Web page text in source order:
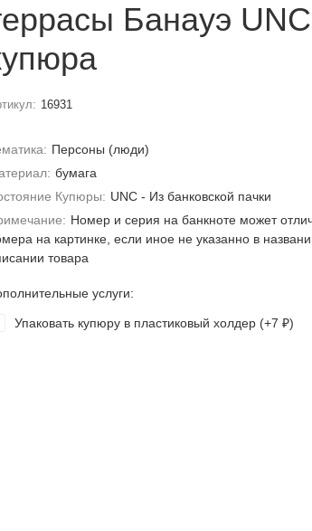
Банауэ
16931
Персоны (люди)
бумага
Купюры: UNC - Из банковской пачки
Номер и серия на банкноте может
на картинке, если иное не указанно в
товара
услуги:
Упаковать купюру в пластиковый холдер (+7 ₽)